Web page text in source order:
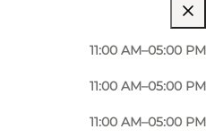
11:00 AM–05:00 PM
11:00 AM–05:00 PM
11:00 AM–05:00 PM